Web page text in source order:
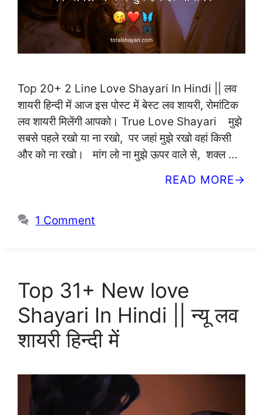
Top 20+ 2 Line Love Shayari In Hindi || लव
शायरी हिन्दी में आज इस पोस्ट में बेस्ट लव शायरी, रोमांटिक
लव शायरी मिलेंगी आपको। True Love Shayari मुझे
सबसे पहले रखो या ना रखो, पर जहां मुझे रखो वहां किसी
और को ना रखो। मांग लो ना मुझे ऊपर वाले से, शक्ल …
READ MORE
1 Comment
Top 31+ New love
Shayari In Hindi || न्यू लव
शायरी हिन्दी में